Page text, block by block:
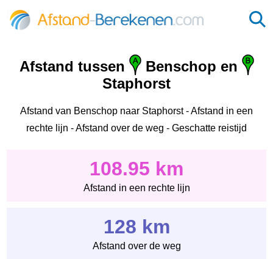
Afstand tussen
Benschop en
Staphorst
Afstand van Benschop naar Staphorst - Afstand in een
rechte lijn - Afstand over de weg - Geschatte reistijd
108.95 km
Afstand in een rechte lijn
128 km
Afstand over de weg